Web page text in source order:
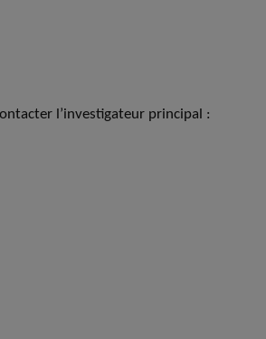
l’investigateur principal :